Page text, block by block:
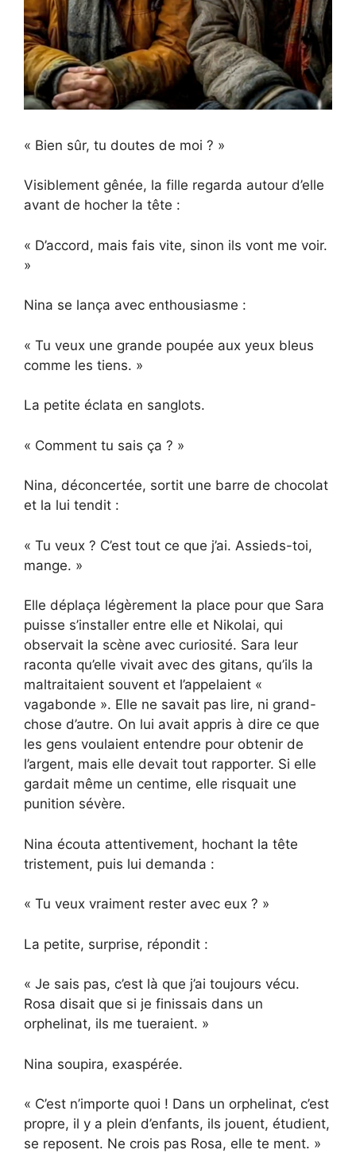
« Bien sûr, tu doutes de moi ? »
Visiblement gênée, la fille regarda autour d’elle
avant de hocher la tête :
« D’accord, mais fais vite, sinon ils vont me voir.
»
Nina se lança avec enthousiasme :
« Tu veux une grande poupée aux yeux bleus
comme les tiens. »
La petite éclata en sanglots.
« Comment tu sais ça ? »
Nina, déconcertée, sortit une barre de chocolat
et la lui tendit :
« Tu veux ? C’est tout ce que j’ai. Assieds-toi,
mange. »
Elle déplaça légèrement la place pour que Sara
puisse s’installer entre elle et Nikolai, qui
observait la scène avec curiosité. Sara leur
raconta qu’elle vivait avec des gitans, qu’ils la
maltraitaient souvent et l’appelaient «
vagabonde ». Elle ne savait pas lire, ni grand-
chose d’autre. On lui avait appris à dire ce que
les gens voulaient entendre pour obtenir de
l’argent, mais elle devait tout rapporter. Si elle
gardait même un centime, elle risquait une
punition sévère.
Nina écouta attentivement, hochant la tête
tristement, puis lui demanda :
« Tu veux vraiment rester avec eux ? »
La petite, surprise, répondit :
« Je sais pas, c’est là que j’ai toujours vécu.
Rosa disait que si je finissais dans un
orphelinat, ils me tueraient. »
Nina soupira, exaspérée.
« C’est n’importe quoi ! Dans un orphelinat, c’est
propre, il y a plein d’enfants, ils jouent, étudient,
se reposent. Ne crois pas Rosa, elle te ment. »